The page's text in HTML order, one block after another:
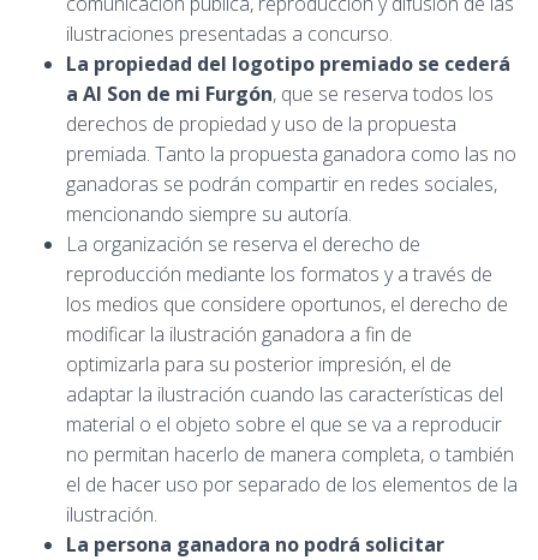
ilustraciones presentadas a concurso.
La propiedad del logotipo premiado se cederá
a Al Son de mi Furgón, que se reserva todos los
derechos de propiedad y uso de la propuesta
premiada. Tanto la propuesta ganadora como las no
ganadoras se podrán compartir en redes sociales,
mencionando siempre su autoría.
La organización se reserva el derecho de
reproducción mediante los formatos y a través de
los medios que considere oportunos, el derecho de
modificar la ilustración ganadora a fin de
optimizarla para su posterior impresión, el de
adaptar la ilustración cuando las características del
material o el objeto sobre el que se va a reproducir
no permitan hacerlo de manera completa, o también
el de hacer uso por separado de los elementos de la
ilustración.
La persona ganadora no podrá solicitar